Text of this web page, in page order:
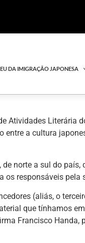
DA IMIGRAÇÃO JAPONESA
Atividades Literária
entre a cultura
de norte a sul do
os responsáveis pela
(aliás, o
que tínhamos
Francisco